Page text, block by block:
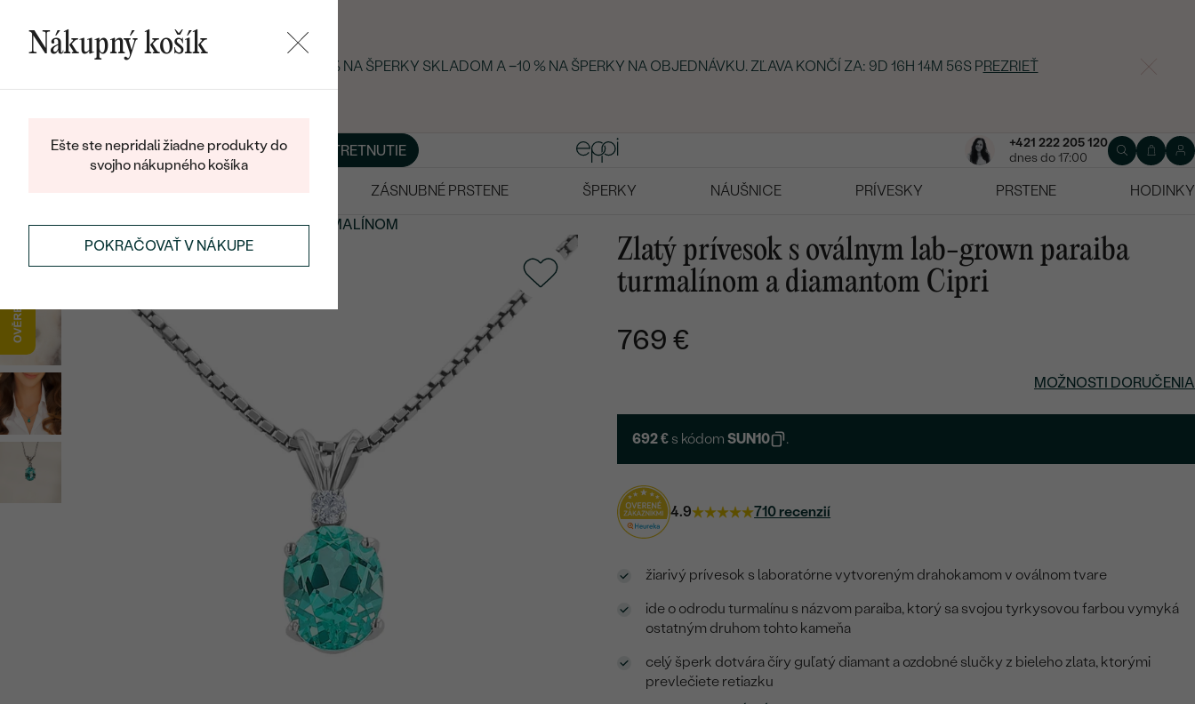
LETNÝ BLACK FRIDAY: −25 % NA ŠPERKY SKLADOM A −10 % NA ŠPERKY NA OBJEDNÁVKU. ZĽAVA KONČÍ ZA: 9D 16H 14M 55SPREZRIEŤ
BLOGŠPERKY NA MIERU DOHODNÚŤ STRETNUTIE
+421 222 205 120
dnes do 17:00
ZÁSNUBNÉ PRSTENE ŠPERKY NÁUŠNICE PRÍVESKY PRSTENE
HODINKY
DRAHOKAMOVÉ ŠPERKYŠPERKY S PARAÍBA TURMALÍNOM
Zlatý prívesok s oválnym lab-grown paraiba
turmalínom a diamantom Cipri
769 €
MOŽNOSTI DORUČENIA
692 € s kódomSUN10 .
4.9 710 recenzií
žiarivý prívesok s laboratórne vytvoreným drahokamom v oválnom tvare
ide o odrodu turmalínu s názvom paraiba, ktorý sa svojou tyrkysovou farbou vymyká
ostatným druhom tohto kameňa
celý šperk dotvára číry guľatý diamant a ozdobné slučky z bieleho zlata, ktorými
prevlečiete retiazku
Nákupný košík
Ešte ste nepridali žiadne produkty do
svojho nákupného košíka
POKRAČOVAŤ V NÁKUPE